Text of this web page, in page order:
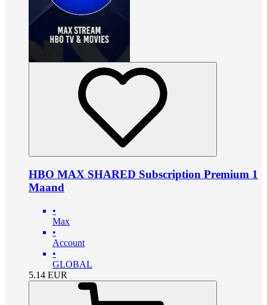
HBO MAX SHARED Subscription Premium 1
Maand
•
Max
•
Account
•
GLOBAL
5.14 EUR